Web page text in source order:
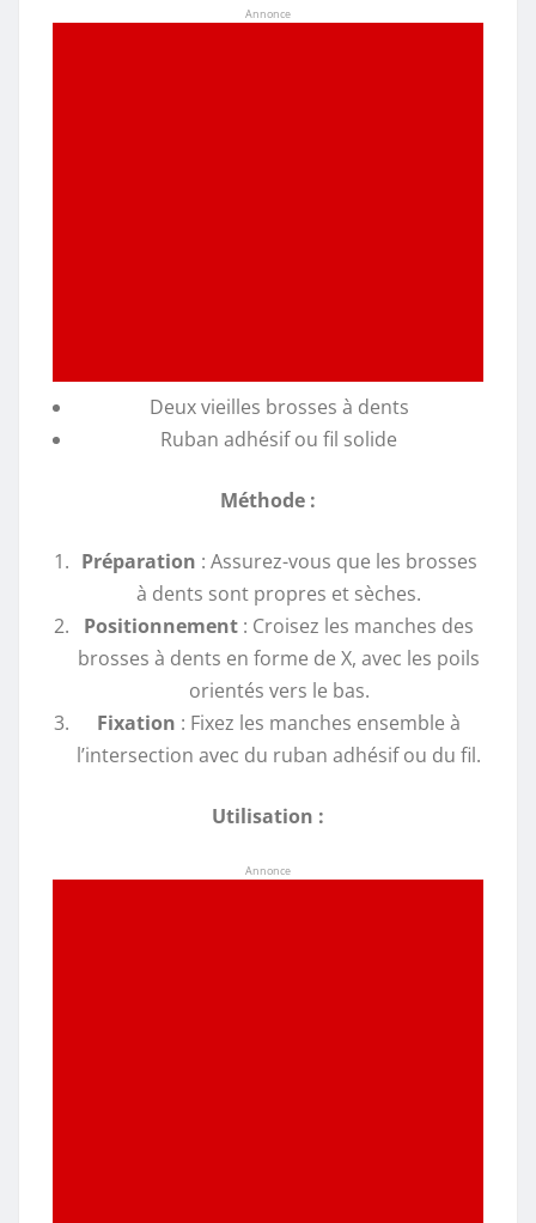
Annonce
Deux vieilles brosses à dents
Ruban adhésif ou fil solide
Méthode :
Préparation : Assurez-vous que les brosses
à dents sont propres et sèches.
Positionnement : Croisez les manches des
brosses à dents en forme de X, avec les poils
orientés vers le bas.
Fixation : Fixez les manches ensemble à
l’intersection avec du ruban adhésif ou du fil.
Utilisation :
Annonce